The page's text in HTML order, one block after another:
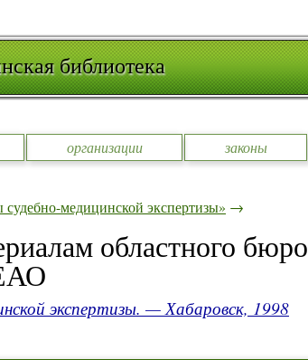
библиотека
организации законы
медицинской экспертизы» →
областного бюро
экспертизы. — Хабаровск, 1998